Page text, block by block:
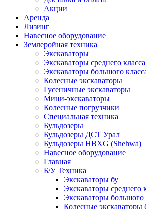
Акции
Аренда
Лизинг
Навесное оборудование
Землеройная техника
Экскаваторы
Экскаваторы среднего класса
Экскаваторы большого
Колесные экскаваторы
Гусеничные экскаваторы
Мини-экскаваторы
Колесные погрузчики
Специальная техника
Бульдозеры
Бульдозеры ДСТ Урал
Бульдозеры HBXG (Shehwa)
Навесное оборудование
Главная
Б/У Техника
Экскаваторы бу
Экскаваторы среднего
Экскаваторы большого
Колесные экскаваторы